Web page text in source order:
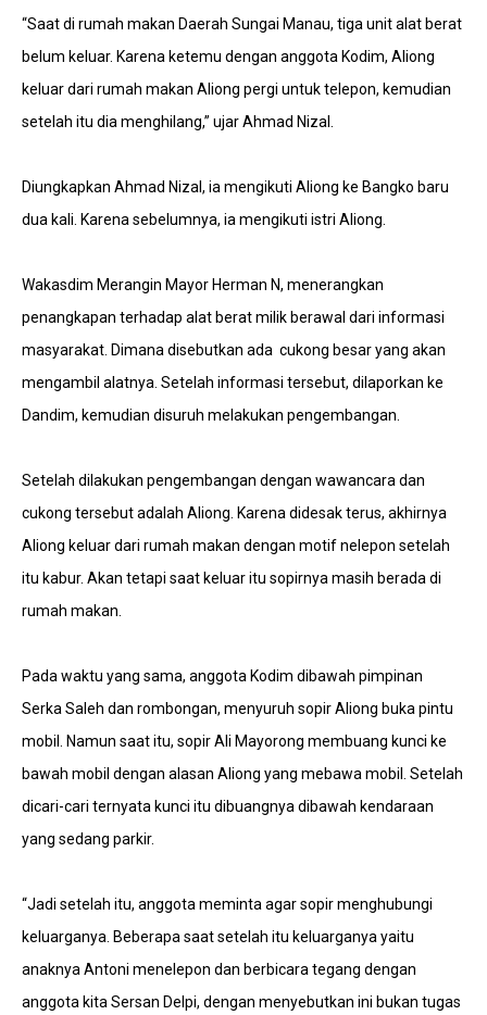
“Saat di rumah makan Daerah Sungai Manau, tiga unit alat berat
belum keluar. Karena ketemu dengan anggota Kodim, Aliong
keluar dari rumah makan Aliong pergi untuk telepon, kemudian
setelah itu dia menghilang,” ujar Ahmad Nizal.
Diungkapkan Ahmad Nizal, ia mengikuti Aliong ke Bangko baru
dua kali. Karena sebelumnya, ia mengikuti istri Aliong.
Wakasdim Merangin Mayor Herman N, menerangkan
penangkapan terhadap alat berat milik berawal dari informasi
masyarakat. Dimana disebutkan ada cukong besar yang akan
mengambil alatnya. Setelah informasi tersebut, dilaporkan ke
Dandim, kemudian disuruh melakukan pengembangan.
Setelah dilakukan pengembangan dengan wawancara dan
cukong tersebut adalah Aliong. Karena didesak terus, akhirnya
Aliong keluar dari rumah makan dengan motif nelepon setelah
itu kabur. Akan tetapi saat keluar itu sopirnya masih berada di
rumah makan.
Pada waktu yang sama, anggota Kodim dibawah pimpinan
Serka Saleh dan rombongan, menyuruh sopir Aliong buka pintu
mobil. Namun saat itu, sopir Ali Mayorong membuang kunci ke
bawah mobil dengan alasan Aliong yang mebawa mobil. Setelah
dicari-cari ternyata kunci itu dibuangnya dibawah kendaraan
yang sedang parkir.
“Jadi setelah itu, anggota meminta agar sopir menghubungi
keluarganya. Beberapa saat setelah itu keluarganya yaitu
anaknya Antoni menelepon dan berbicara tegang dengan
anggota kita Sersan Delpi, dengan menyebutkan ini bukan tugas